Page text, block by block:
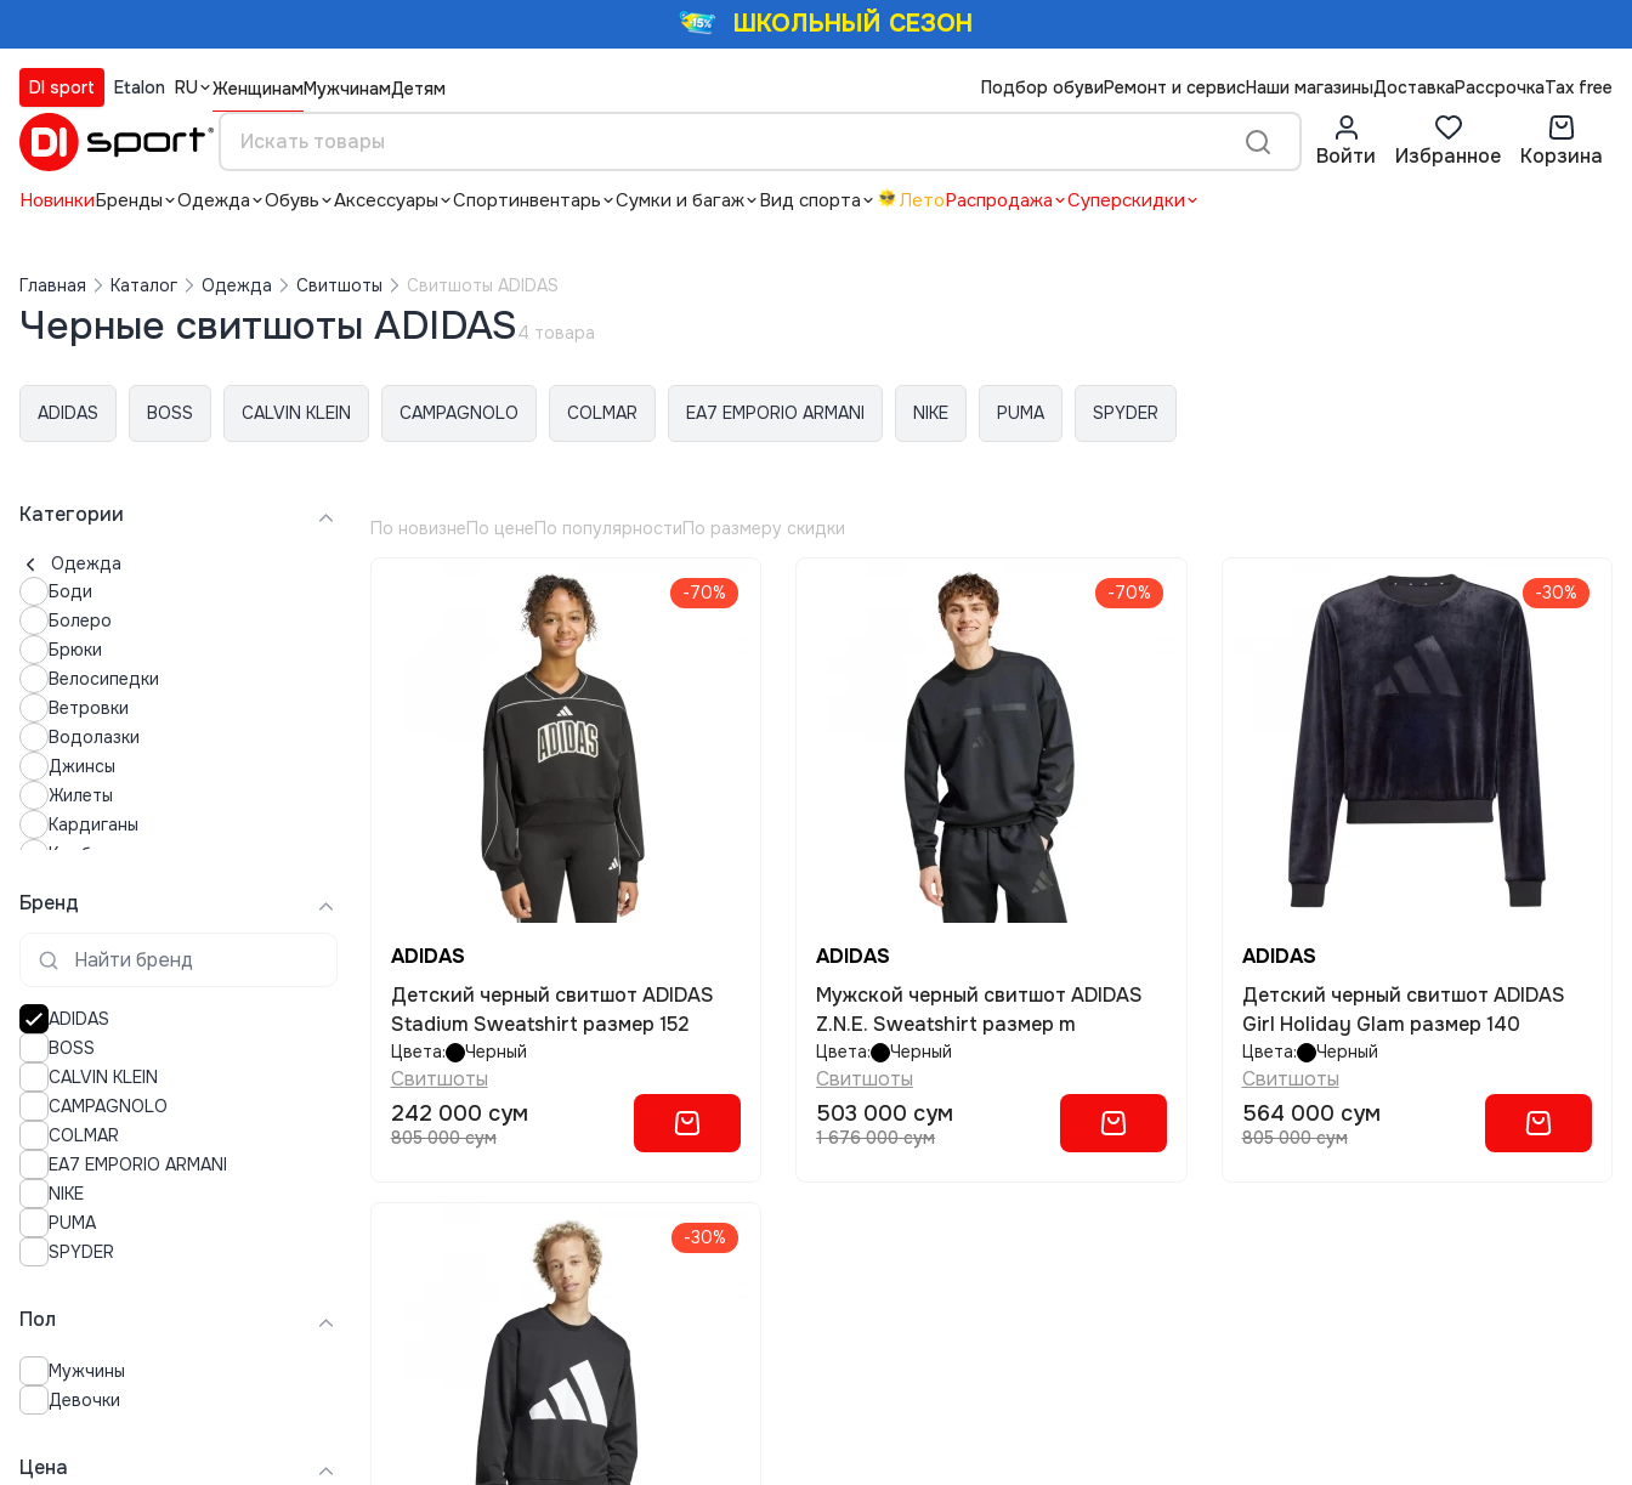
ШКОЛЬНЫЙ СЕЗОН
DI sport Etalon RU ЖенщинамМужчинамДетям Подбор обувиРемонт и сервисНаши магазиныДоставкаРассрочкаTax free
Войти Избранное Корзина
НовинкиБренды Одежда Обувь Аксессуары Спортинвентарь Сумки и багаж Вид спорта ЛетоРаспродажа Суперскидки
Главная Каталог Одежда Свитшоты Свитшоты ADIDAS
Черные свитшоты ADIDAS4 товара
ADIDAS BOSS CALVIN KLEIN CAMPAGNOLO COLMAR EA7 EMPORIO ARMANI NIKE PUMA SPYDER
Категории
Одежда
Боди
Болеро
Брюки
Велосипедки
Ветровки
Водолазки
Джинсы
Жилеты
Кардиганы
Комбинезоны
Купальники
Куртки
Лонгсливы
Лосины
Майки
Нижнее белье
Пальто
Пижамы
Плавки
Платья
Поло
Рубашки
Свитшоты
Спортивные костюмы
Толстовки
Бренд
ADIDAS
BOSS
CALVIN KLEIN
CAMPAGNOLO
COLMAR
EA7 EMPORIO ARMANI
NIKE
PUMA
SPYDER
Пол
Мужчины
Девочки
Цена
По новизнеПо ценеПо популярностиПо размеру скидки
-70%
ADIDAS
Детский черный свитшот ADIDAS
Stadium Sweatshirt размер 152
Цвета: Черный
Свитшоты
242 000 сум
805 000 сум
-70%
ADIDAS
Мужской черный свитшот ADIDAS
Z.N.E. Sweatshirt размер m
Цвета: Черный
Свитшоты
503 000 сум
1 676 000 сум
-30%
ADIDAS
Детский черный свитшот ADIDAS
Girl Holiday Glam размер 140
Цвета: Черный
Свитшоты
564 000 сум
805 000 сум
-30%